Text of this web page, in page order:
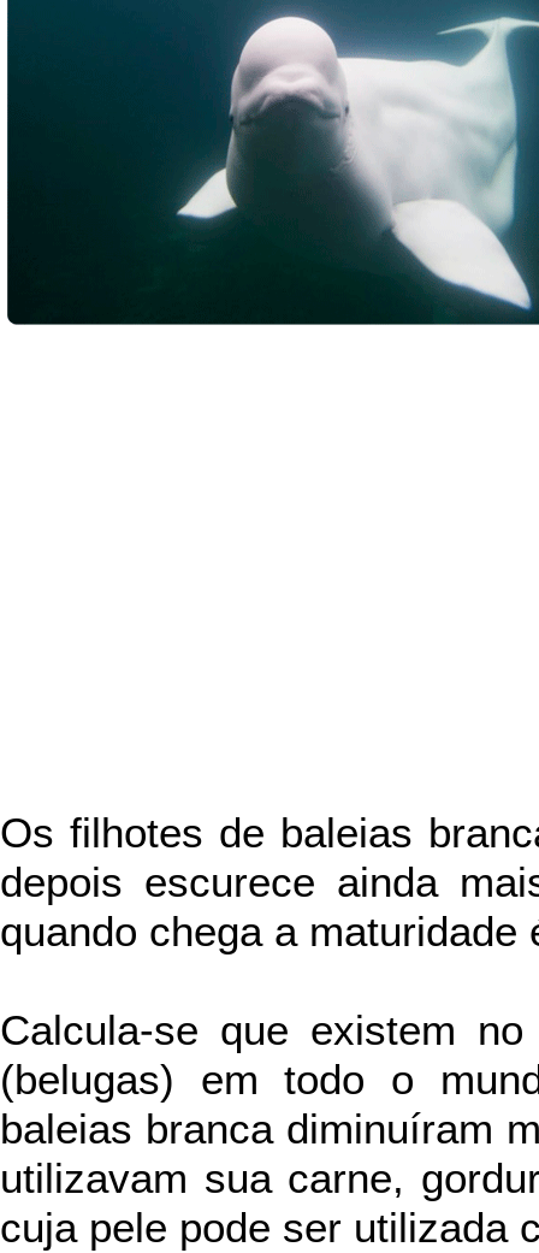
Os filhotes de baleias
depois escurece ainda
quando chega a maturidade
Calcula-se que existem
(belugas) em todo o
baleias branca diminuíram
utilizavam sua carne,
cuja pele pode ser utilizada